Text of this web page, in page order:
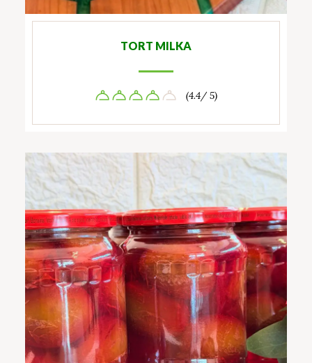
TORT MILKA
(4.4/ 5)